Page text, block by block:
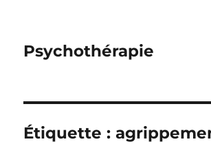
Psychothérapie
Étiquette :